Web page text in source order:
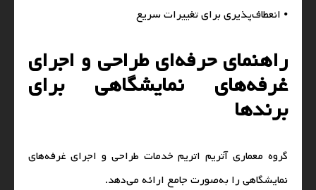
⦁ انعطاف‌پذیری برای تغییرات سریع
راهنمای حرفه‌ای طراحی و اجرای
غرفه‌های نمایشگاهی برای
برندها
گروه معماری آتریم اتریم خدمات طراحی و اجرای غرفه‌های
نمایشگاهی را به‌صورت جامع ارائه می‌دهد.